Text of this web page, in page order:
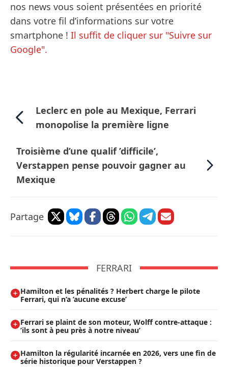
nos news vous soient présentées en priorité
dans votre fil d’informations sur votre
smartphone ! Il suffit de cliquer sur "Suivre sur
Google".
Leclerc en pole au Mexique, Ferrari
monopolise la première ligne
Troisième d’une qualif ’difficile’,
Verstappen pense pouvoir gagner au
Mexique
Partage
FERRARI
Hamilton et les pénalités ? Herbert charge le pilote
Ferrari, qui n’a ’aucune excuse’
Ferrari se plaint de son moteur, Wolff contre-attaque :
’ils sont à peu près à notre niveau’
Hamilton la régularité incarnée en 2026, vers une fin de
série historique pour Verstappen ?